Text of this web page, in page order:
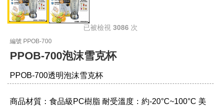
已被檢視 3086 次
編號 PPOB-700
PPOB-700泡沫雪克杯
PPOB-700透明泡沫雪克杯
商品材質：食品級PC樹脂 耐受溫度：約-20°C~100°C 美